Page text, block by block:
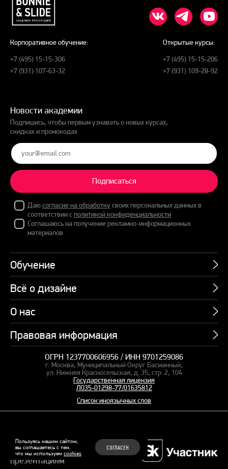
Пользуясь нашим сайтом,
вы соглашаетесь с тем,
что мы используем cookies
СОГЛАСЕН
Корпоративное обучение:
+7 (495) 15-15-306
+7 (931) 107-63-32
Открытые курсы:
+7 (495) 15-15-206
+7 (931) 109-28-92
Новости академии
Подпишись, чтобы первым узнавать о новых курсах,
скидках и промокодах
Подписаться
Даюсогласие на обработкусвоих персональных данных в
соответствии сполитикой конфиденциальности
Соглашаюсь на получение рекламно-информационных
материалов
Обучение
Курсы
Пакетные предложения
Профессии
Подарочные сертификаты
Корпоративное обучение
Курсы для сотрудников
Пакетные предложения
Всё о дизайне
Учебник по презентациям
Банк слайдов
Вебинары
Студия дизайна
Заказать презентацию
О нас
Об академии
СМИ о нас
Правовая информация
Карта сайта
Оферта и лицензия
Политика конфиденциальности
Рекомендательные технологии
Файлы Cookie
ОГРН 1237700606956 / ИНН 9701259086
г. Москва, Муниципальный Округ Басманный,
ул. Нижняя Красносельская, д. 35, стр. 2, 104
Государственная лицензия
Л035-01298-77/01635812
Список иноязычных слов
© 2015–2026 Бонни и Слайд
Обучающие курсы по
презентациям